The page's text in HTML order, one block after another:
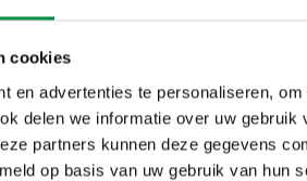
cookies
en advertenties te personaliseren,
delen we informatie over uw
partners kunnen deze gegevens
op basis van uw gebruik van hun
werksessie tot een intensief
gekeken naar de direct
grotere geheel, zoals een sector,
de uitkomsten en